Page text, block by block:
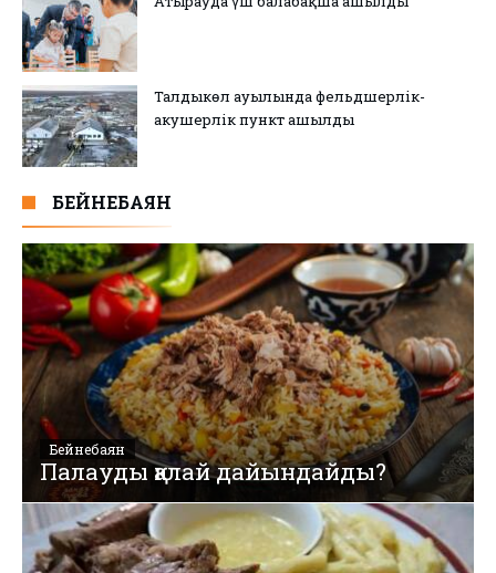
Талдыкөл ауылында фельдшерлік-
акушерлік пункт ашылды
БЕЙНЕБАЯН
Бейнебаян
Палауды қалай дайындайды?